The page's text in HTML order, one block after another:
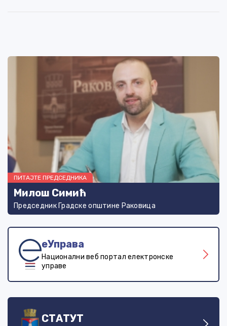
ПИТАЈТЕ ПРЕДСЕДНИКА
Милош Симић
Председник Градске општине Раковица
еУправа
Национални веб портал електронске
управе
СТАТУТ